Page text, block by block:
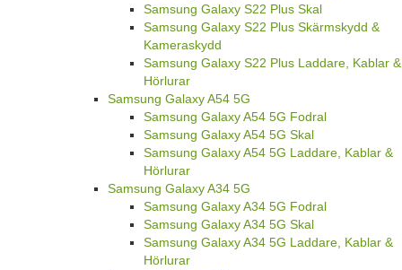
Samsung Galaxy S22 Plus Skal
Samsung Galaxy S22 Plus Skärmskydd &
Kameraskydd
Samsung Galaxy S22 Plus Laddare, Kablar &
Hörlurar
Samsung Galaxy A54 5G
Samsung Galaxy A54 5G Fodral
Samsung Galaxy A54 5G Skal
Samsung Galaxy A54 5G Laddare, Kablar &
Hörlurar
Samsung Galaxy A34 5G
Samsung Galaxy A34 5G Fodral
Samsung Galaxy A34 5G Skal
Samsung Galaxy A34 5G Laddare, Kablar &
Hörlurar